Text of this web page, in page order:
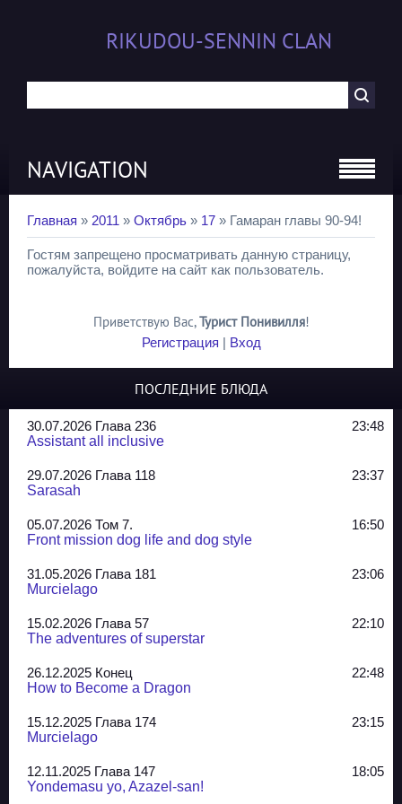
RIKUDOU-SENNIN CLAN
NAVIGATION
Главная » 2011 » Октябрь » 17 » Гамаран главы 90-94!
Гостям запрещено просматривать данную страницу,
пожалуйста, войдите на сайт как пользователь.
Приветствую Вас,Турист Понивилля!
Регистрация | Вход
ПОСЛЕДНИЕ БЛЮДА
30.07.2026 Глава 236
23:48
Assistant all inclusive
29.07.2026 Глава 118
23:37
Sarasah
05.07.2026 Том 7.
16:50
Front mission dog life and dog style
31.05.2026 Глава 181
23:06
Murcielago
15.02.2026 Глава 57
22:10
The adventures of superstar
26.12.2025 Конец
22:48
How to Become a Dragon
15.12.2025 Глава 174
23:15
Murcielago
12.11.2025 Глава 147
18:05
Yondemasu yo, Azazel-san!